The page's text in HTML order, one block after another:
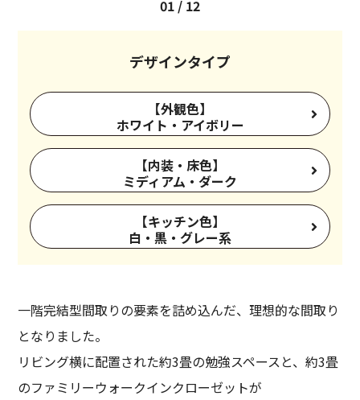
01 / 12
デザインタイプ
【外観色】
ホワイト・アイボリー
【内装・床色】
ミディアム・ダーク
【キッチン色】
白・黒・グレー系
一階完結型間取りの要素を詰め込んだ、理想的な間取り
となりました。
リビング横に配置された約3畳の勉強スペースと、約3畳
のファミリーウォークインクローゼットが